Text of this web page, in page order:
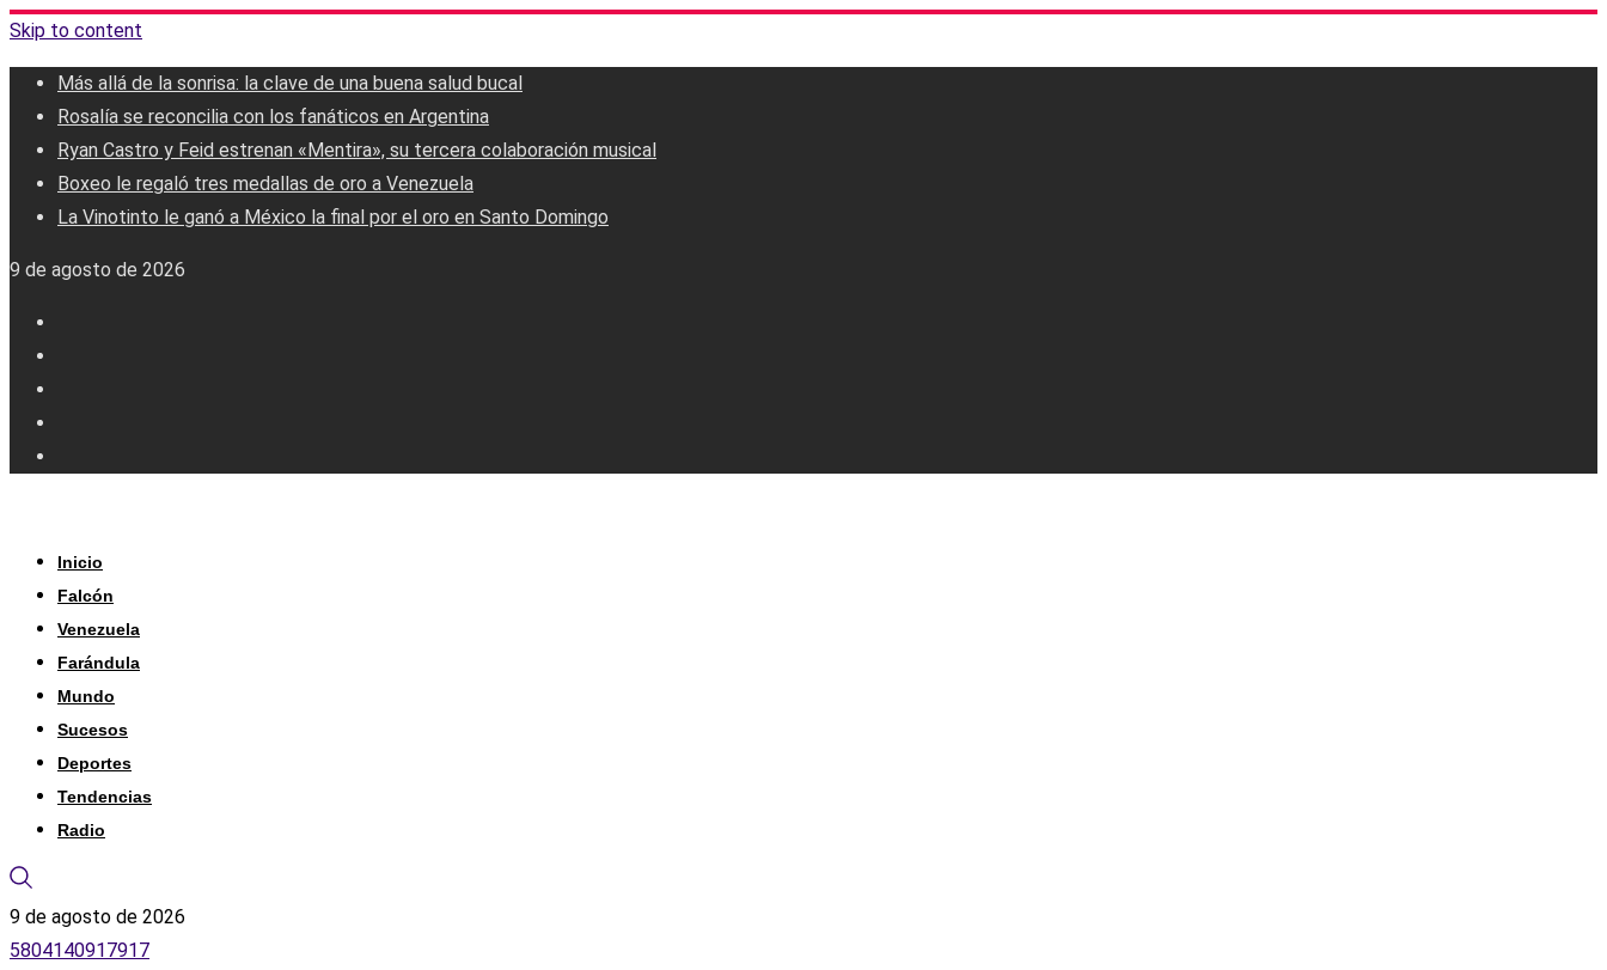
Skip to content
Más allá de la sonrisa: la clave de una buena salud bucal
Rosalía se reconcilia con los fanáticos en Argentina
Ryan Castro y Feid estrenan «Mentira», su tercera colaboración musical
Boxeo le regaló tres medallas de oro a Venezuela
La Vinotinto le ganó a México la final por el oro en Santo Domingo
9 de agosto de 2026
Inicio
Falcón
Venezuela
Farándula
Mundo
Sucesos
Deportes
Tendencias
Radio
9 de agosto de 2026
5804140917917